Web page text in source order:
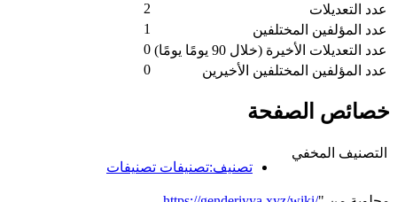
عدد التعديلات
2
عدد المؤلفين المختلفين
1
عدد التعديلات الأخيرة (خلال 90 يومًا يومًا)
0
عدد المؤلفين المختلفين الأخيرين
0
خصائص الصفحة
التصنيف المخفي
تصنيف:تصنيفات تصنيفات